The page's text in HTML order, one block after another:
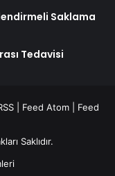
Saklama
Tedavisi
Feed Atom
Feed
Saklıdır.